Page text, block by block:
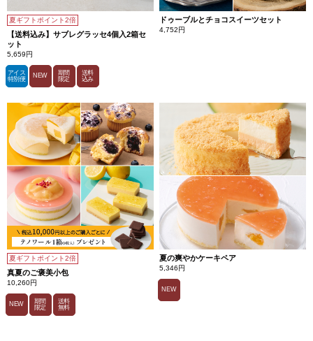
夏ギフトポイント2倍
【送料込み】サブレグラッセ4個入2箱セ
ット
5,659円
アイス
特別便
NEW
期間
限定
送料
込み
ドゥーブルとチョコスイーツセット
4,752円
夏ギフトポイント2倍
真夏のご褒美小包
10,260円
NEW
期間
限定
送料
無料
夏の爽やかケーキペア
5,346円
NEW